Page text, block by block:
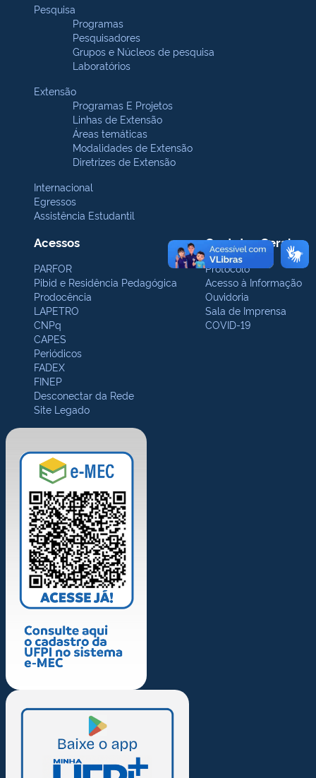
Pesquisa
Programas
Pesquisadores
Grupos e Núcleos de pesquisa
Laboratórios
Extensão
Programas E Projetos
Linhas de Extensão
Áreas temáticas
Modalidades de Extensão
Diretrizes de Extensão
Internacional
Egressos
Assistência Estudantil
Acessos
PARFOR
Pibid e Residência Pedagógica
Prodocência
LAPETRO
CNPq
CAPES
Periódicos
FADEX
FINEP
Desconectar da Rede
Site Legado
Contatos Gerais
Protocolo
Acesso à Informação
Ouvidoria
Sala de Imprensa
COVID-19